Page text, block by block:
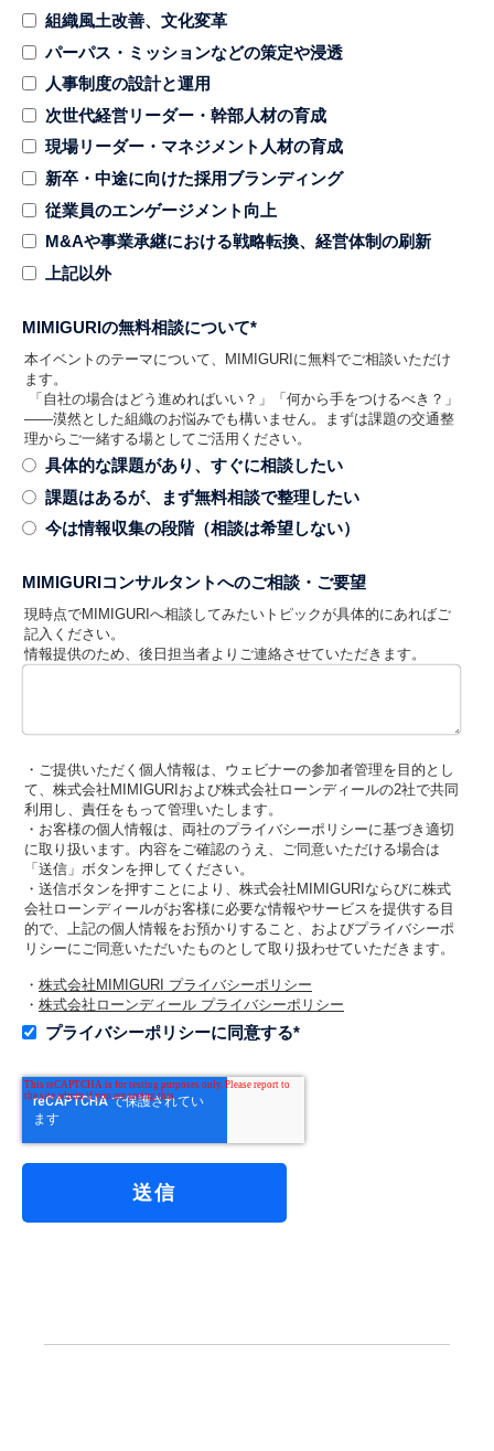
組織風土改善、文化変革
パーパス・ミッションなどの策定や浸透
人事制度の設計と運用
次世代経営リーダー・幹部人材の育成
現場リーダー・マネジメント人材の育成
新卒・中途に向けた採用ブランディング
従業員のエンゲージメント向上
M&Aや事業承継における戦略転換、経営体制の刷新
上記以外
MIMIGURIの無料相談について*
本イベントのテーマについて、MIMIGURIに無料でご相談いただけ
ます。
「自社の場合はどう進めればいい？」「何から手をつけるべき？」
——漠然とした組織のお悩みでも構いません。まずは課題の交通整
理からご一緒する場としてご活用ください。
具体的な課題があり、すぐに相談したい
課題はあるが、まず無料相談で整理したい
今は情報収集の段階（相談は希望しない）
MIMIGURIコンサルタントへのご相談・ご要望
現時点でMIMIGURIへ相談してみたいトピックが具体的にあればご
記入ください。
情報提供のため、後日担当者よりご連絡させていただきます。
・ご提供いただく個人情報は、ウェビナーの参加者管理を目的とし
て、株式会社MIMIGURIおよび株式会社ローンディールの2社で共同
利用し、責任をもって管理いたします。
・お客様の個人情報は、両社のプライバシーポリシーに基づき適切
に取り扱います。内容をご確認のうえ、ご同意いただける場合は
「送信」ボタンを押してください。
・送信ボタンを押すことにより、株式会社MIMIGURIならびに株式
会社ローンディールがお客様に必要な情報やサービスを提供する目
的で、上記の個人情報をお預かりすること、およびプライバシーポ
リシーにご同意いただいたものとして取り扱わせていただきます。
・ 株式会社MIMIGURI プライバシーポリシー
・ 株式会社ローンディール プライバシーポリシー
プライバシーポリシーに同意する*